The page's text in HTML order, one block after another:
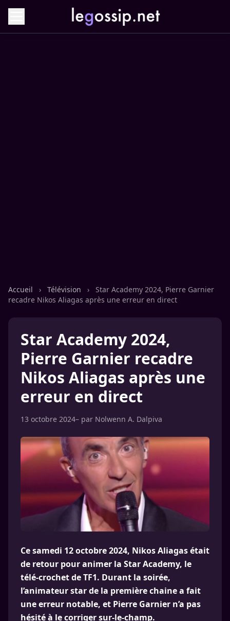
Accueil › Télévision ›
Star Academy 2024, Pierre Garnier
recadre Nikos Aliagas après une erreur en direct
Star Academy 2024,
Pierre Garnier recadre
Nikos Aliagas après une
erreur en direct
13 octobre 2024– par Nolwenn A. Dalpiva
Ce samedi 12 octobre 2024, Nikos Aliagas était
de retour pour animer la Star Academy, le
télé-crochet de TF1. Durant la soirée,
l’animateur star de la première chaine a fait
une erreur notable, et Pierre Garnier n’a pas
hésité à le corriger sur-le-champ.